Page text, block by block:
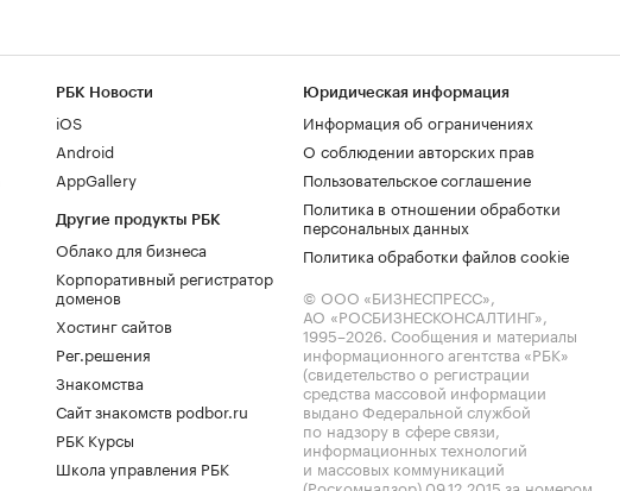
РБК Новости
iOS
Android
AppGallery
Другие продукты РБК
Облако для бизнеса
Корпоративный регистратор
доменов
Хостинг сайтов
Рег.решения
Знакомства
Сайт знакомств podbor.ru
РБК Курсы
Школа управления РБК
Юридическая информация
Информация об ограничениях
О соблюдении авторских прав
Пользовательское соглашение
Политика в отношении обработки
персональных данных
Политика обработки файлов cookie
© ООО «БИЗНЕСПРЕСС»,
АО «РОСБИЗНЕСКОНСАЛТИНГ»,
1995–2026. Сообщения и материалы
информационного агентства «РБК»
(свидетельство о регистрации
средства массовой информации
выдано Федеральной службой
по надзору в сфере связи,
информационных технологий
и массовых коммуникаций
(Роскомнадзор) 09.12.2015 за номером